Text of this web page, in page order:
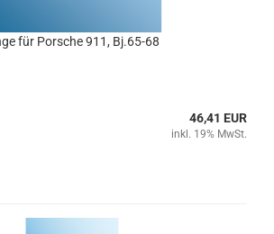
für Porsche 911, Bj.65-68
46,41 EUR
inkl. 19% MwSt.